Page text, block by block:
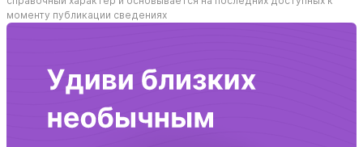
моменту публикации сведениях